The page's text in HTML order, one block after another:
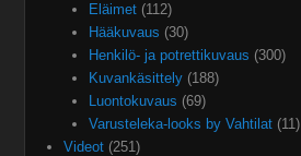
Eläimet(112)
Hääkuvaus (30)
Henkilö- ja potrettikuvaus (300)
Kuvankäsittely(188)
Luontokuvaus (69)
Varusteleka-looks by Vahtilat(11)
Videot (251)